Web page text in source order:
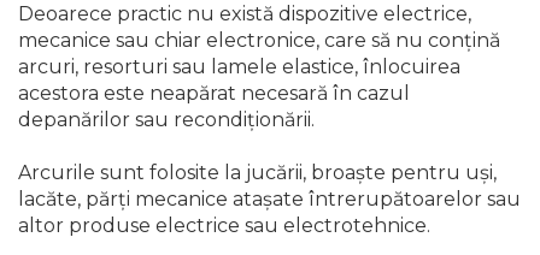
Set Pentru Demontat Piulite &
Suruburi
Extractor Rulmenti
Presa Hidraulica Ondulare
Cabluri
Scule Unelte Accesorii
Unelte de Zugravit
Roata de Masurat
Lacate & Incuietori
Aparate & Invertoare de Sudura
Rindele Electrice
Generator Curent Electric
Masina debitat metal
Site Rotative de Gradina
Drujbe & Fierastraie Telescopice
Garduri electrice animale
Greble
Deoarece practic nu există dispozitive electrice,
mecanice sau chiar electronice, care să nu conțină
arcuri, resorturi sau lamele elastice, înlocuirea
acestora este neapărat necesară în cazul
depanărilor sau recondiționării.
Arcurile sunt folosite la jucării, broaște pentru uși,
lacăte, părți mecanice atașate întrerupătoarelor sau
altor produse electrice sau electrotehnice.